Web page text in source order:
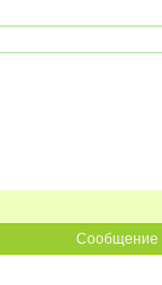
Сообщение